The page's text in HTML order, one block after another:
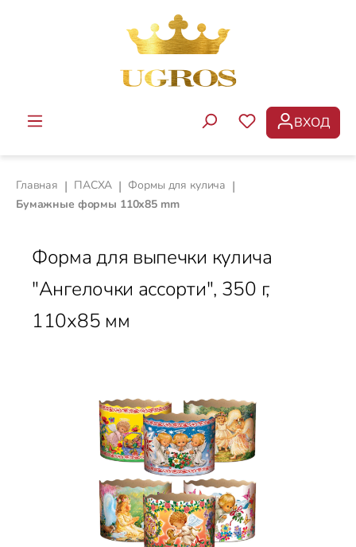
Перейти к основному содержанию
У ВАС ЕСТЬ
ВХОД
Главная | ПАСХА | Формы для кулича |
Бумажные формы 110х85 mm
Форма для выпечки кулича
"Ангелочки ассорти", 350 г,
110х85 мм